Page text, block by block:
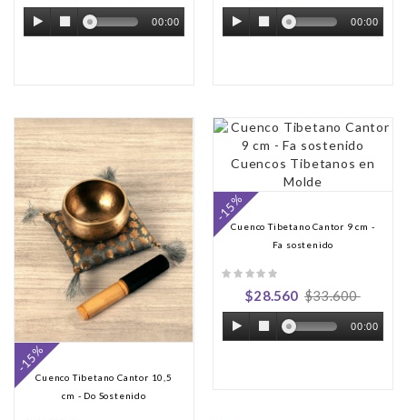
00:00 00:00
Cuenco Tibetano Cantor 10,5
cm - Do Sostenido
-15%
Cuenco Tibetano Cantor 9 cm -
Fa sostenido
$28.560 $33.600
00:00
-15%